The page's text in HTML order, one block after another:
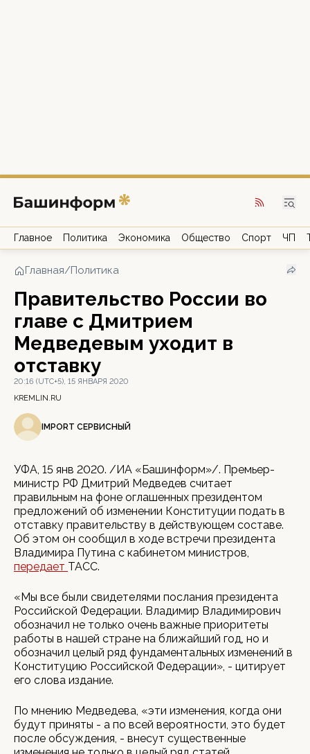
Главное Политика Экономика Общество Спорт ЧП
Главная/Политика
Правительство России во
главе с Дмитрием
Медведевым уходит в
отставку
20:16 (UTC+5), 15 ЯНВАРЯ 2020
KREMLIN.RU
IMPORT СЕРВИСНЫЙ
УФА, 15 янв 2020. /ИА «Башинформ»/. Премьер-
министр РФ Дмитрий Медведев считает
правильным на фоне оглашенных президентом
предложений об изменении Конституции подать в
отставку правительству в действующем составе.
Об этом он сообщил в ходе встречи президента
Владимира Путина с кабинетом министров,
передает ТАСС.
«Мы все были свидетелями послания президента
Российской Федерации. Владимир Владимирович
обозначил не только очень важные приоритеты
работы в нашей стране на ближайший год, но и
обозначил целый ряд фундаментальных изменений в
Конституцию Российской Федерации», - цитирует
его слова издание.
По мнению Медведева, «эти изменения, когда они
будут приняты - а по всей вероятности, это будет
после обсуждения, - внесут существенные